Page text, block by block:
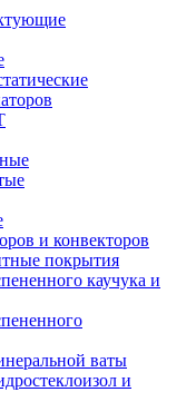
и конвекторов
покрытия
каучука и
ваты
и